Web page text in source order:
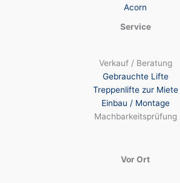
Acorn
Service
Verkauf / Beratung
Gebrauchte Lifte
Treppenlifte zur Miete
Einbau / Montage
Machbarkeitsprüfung
Vor Ort